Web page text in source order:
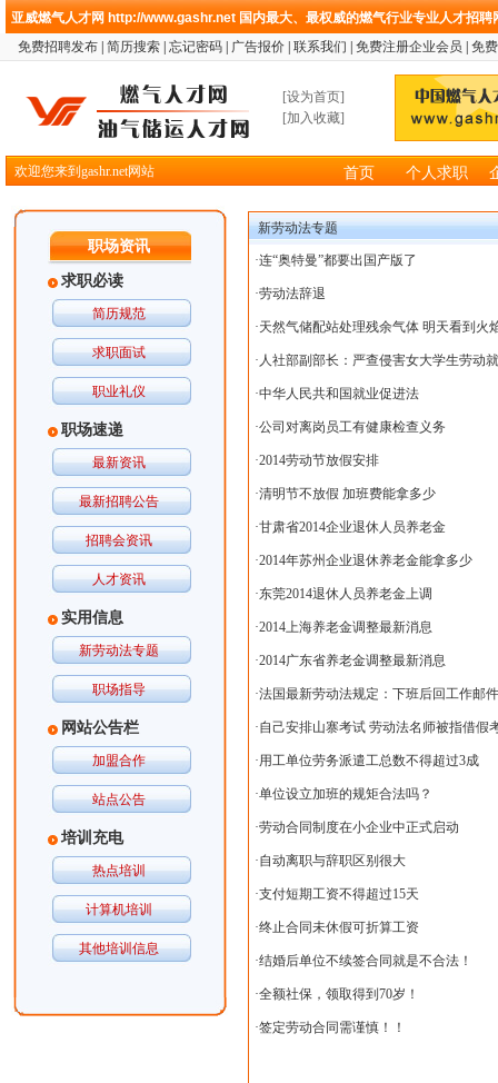
亚威燃气人才网 http://www.gashr.net 国内最大、最权威的燃气行业专业人才招
免费招聘发布 简历搜索 忘记密码 广告报价 联系我们 免费注册企业会员 免
[设为首页]
[加入收藏]
欢迎您来到gashr.net网站 首页 个人求职
职场资讯
求职必读
简历规范
求职面试
职业礼仪
职场速递
最新资讯
最新招聘公告
招聘会资讯
人才资讯
实用信息
新劳动法专题
职场指导
网站公告栏
加盟合作
站点公告
培训充电
热点培训
计算机培训
其他培训信息
新劳动法专题
·连“奥特曼”都要出国产版了
·劳动法辞退
·天然气储配站处理残余气体 明天看到火
· 人社部副部长：严查侵害女大学生劳动
·中华人民共和国就业促进法
·公司对离岗员工有健康检查义务
·2014劳动节放假安排
·清明节不放假 加班费能拿多少
·甘肃省2014企业退休人员养老金
·2014年苏州企业退休养老金能拿多少
·东莞2014退休人员养老金上调
·2014上海养老金调整最新消息
·2014广东省养老金调整最新消息
·法国最新劳动法规定：下班后回工作邮
·自己安排山寨考试 劳动法名师被指借假
·用工单位劳务派遣工总数不得超过3成
·单位设立加班的规矩合法吗？
·劳动合同制度在小企业中正式启动
·自动离职与辞职区别很大
·支付短期工资不得超过15天
·终止合同未休假可折算工资
·结婚后单位不续签合同就是不合法！
·全额社保，领取得到70岁！
·签定劳动合同需谨慎！！